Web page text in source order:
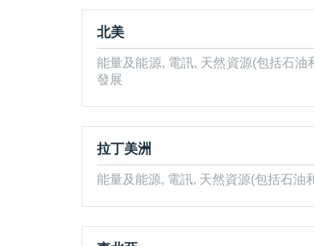
北美
能量及能源, 電訊, 天然資源(包括石
發展
拉丁美洲
能量及能源, 電訊, 天然資源(包括石油